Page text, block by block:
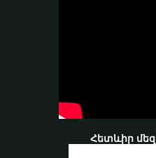
Հետևիր մեզ